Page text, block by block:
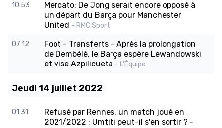
10:53
Mercato: De Jong serait encore opposé à
un départ du Barça pour Manchester
United - RMC Sport
07:12
Foot - Transferts - Après la prolongation
de Dembélé, le Barça espère Lewandowski
et vise Azpilicueta - L'Équipe
Jeudi 14 juillet 2022
01:31
Refusé par Rennes, un match joué en
2021/2022 : Umtiti peut-il s'en sortir ? -